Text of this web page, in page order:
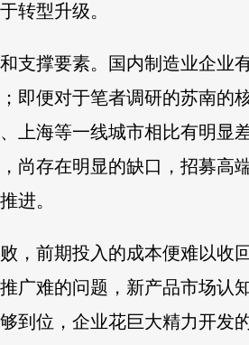
转型升级。
支撑要素。国内制造业企业
即便对于笔者调研的苏南
上海等一线城市相比有明显
尚存在明显的缺口，招募高
进。
，前期投入的成本便难以收
广难的问题，新产品市场认
到位，企业花巨大精力开发